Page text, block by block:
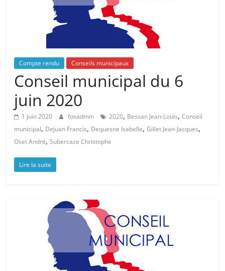
Compte rendu Conseils municipaux
Conseil municipal du 6
juin 2020
1 juin 2020 fosadmin 2020, Bessan Jean-Louis,Conseil
municipal, Dejuan Francis, Dequesne Isabelle,Gillet Jean-Jacques,
Oset André,Subercaze Christophe
Lire la suite